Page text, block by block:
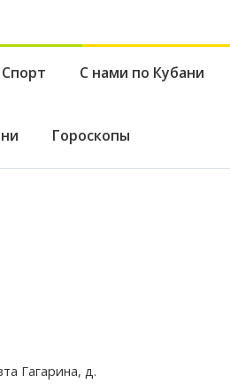
Спорт С нами по Кубани
Гороскопы
Гагарина, д.